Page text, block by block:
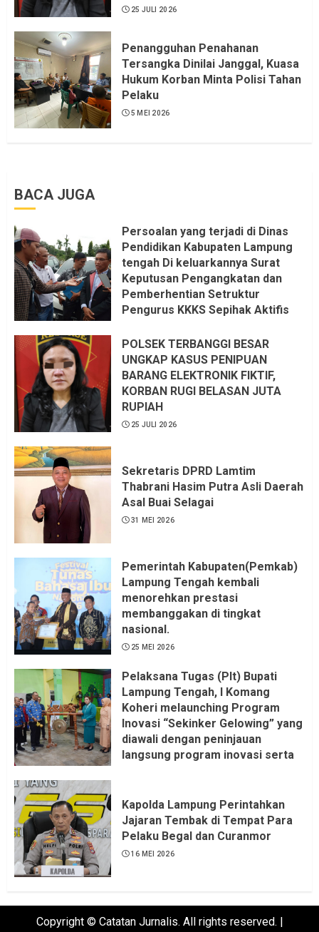
25 JULI 2026
Penangguhan Penahanan
Tersangka Dinilai Janggal, Kuasa
Hukum Korban Minta Polisi Tahan
Pelaku
5 MEI 2026
BACA JUGA
Persoalan yang terjadi di Dinas
Pendidikan Kabupaten Lampung
tengah Di keluarkannya Surat
Keputusan Pengangkatan dan
Pemberhentian Setruktur
Pengurus KKKS Sepihak Aktifis
Sangat menantang Aturan dan
Dapat saya pastikan penuh Unsur
KKN, dan Unsur Politik.
6 AGUSTUS 2026
POLSEK TERBANGGI BESAR
UNGKAP KASUS PENIPUAN
BARANG ELEKTRONIK FIKTIF,
KORBAN RUGI BELASAN JUTA
RUPIAH
25 JULI 2026
Sekretaris DPRD Lamtim
Thabrani Hasim Putra Asli Daerah
Asal Buai Selagai
31 MEI 2026
Pemerintah Kabupaten(Pemkab)
Lampung Tengah kembali
menorehkan prestasi
membanggakan di tingkat
nasional.
25 MEI 2026
Pelaksana Tugas (Plt) Bupati
Lampung Tengah, I Komang
Koheri melaunching Program
Inovasi “Sekinker Gelowing” yang
diawali dengan peninjauan
langsung program inovasi serta
Bandar Jaya Barat, Kecamatan
Terbanggi Besar, Rabu
(20/05/2026).
21 MEI 2026
Kapolda Lampung Perintahkan
Jajaran Tembak di Tempat Para
Pelaku Begal dan Curanmor
16 MEI 2026
Copyright © Catatan Jurnalis. All rights reserved.